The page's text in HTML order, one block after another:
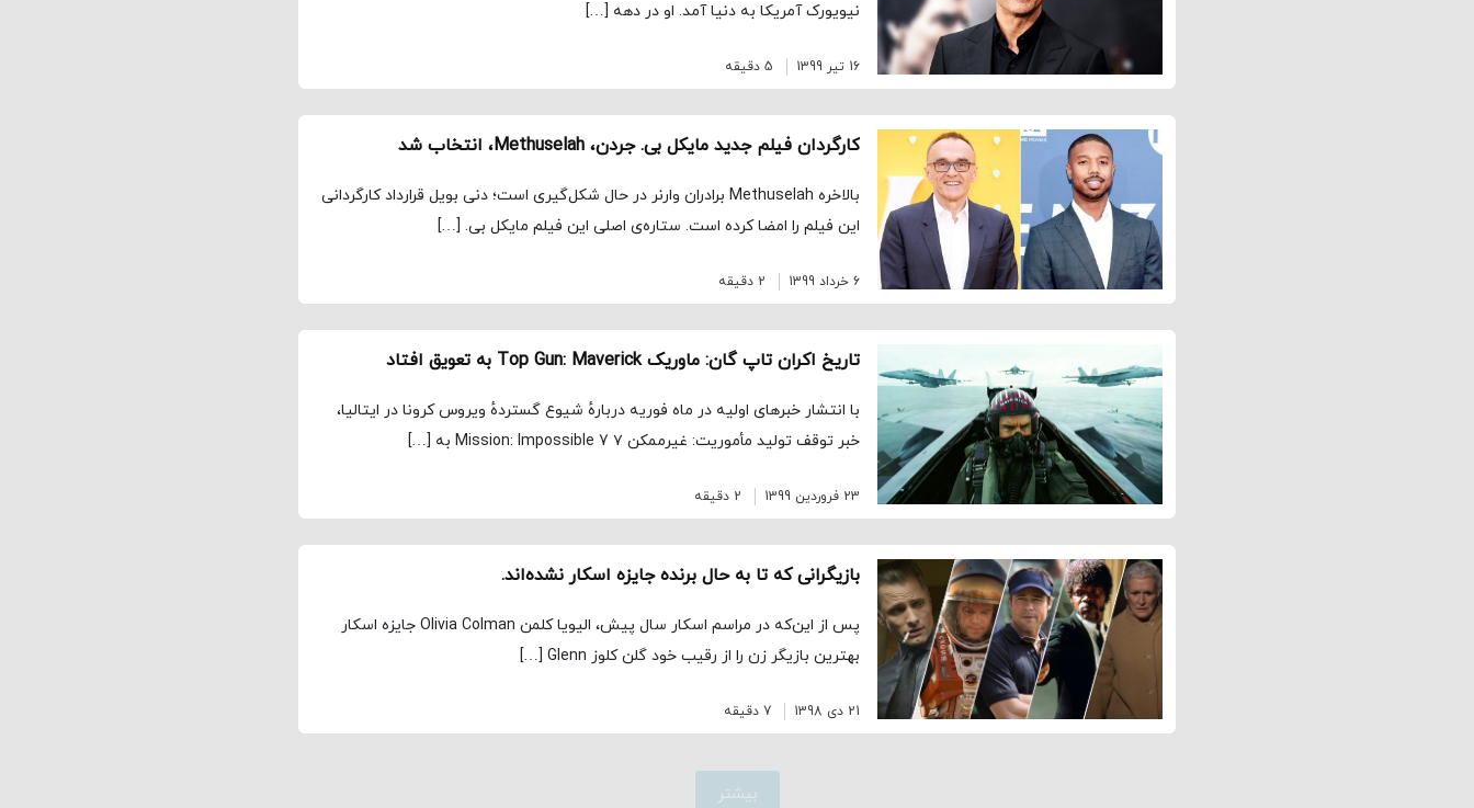
نیویورک آمریکا به دنیا آمد. او در دهه­ […]
16 تیر 1399 5 دقیقه
کارگردان فیلم جدید مایکل بی. جردن، Methuselah، انتخاب شد
بالاخره Methuselah برادران وارنر در حال شکل‌گیری است؛ دنی بویل قرارداد کارگردانی
این فیلم را امضا کرده است. ستاره‌ی اصلی این فیلم مایکل بی. […]
6 خرداد 1399 2 دقیقه
تاریخ اکران تاپ گان: ماوریک Top Gun: Maverick به تعویق افتاد
با انتشار خبرهای اولیه در ماه فوریه دربارهٔ شیوع گستردهٔ ویروس کرونا در ایتالیا،
خبر توقف تولید مأموریت: غیرممکن ۷ Mission: Impossible 7 به […]
23 فروردین 1399 2 دقیقه
بازیگرانی که تا به حال برنده جایزه اسکار نشده‌اند.
پس از این‌که در مراسم اسکار سال پیش، الیویا کلمن Olivia Colman جایزه اسکار
بهترین بازیگر زن را از رقیب خود گلن کلوز Glenn […]
21 دی 1398 7 دقیقه
بیشتر